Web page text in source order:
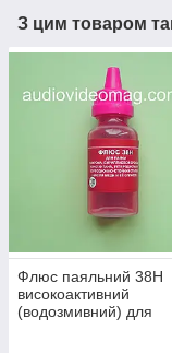
З цим товаром
Флюс паяльний 38Н
високоактивний
(водозмивний) для